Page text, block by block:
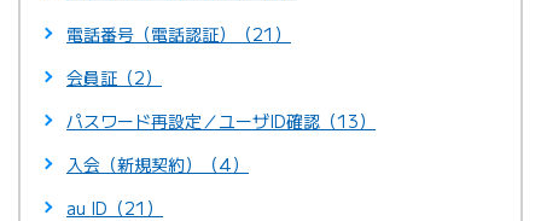
電話番号（電話認証）（21）
会員証（2）
パスワード再設定／ユーザID確認（13）
入会（新規契約）（4）
au ID（21）